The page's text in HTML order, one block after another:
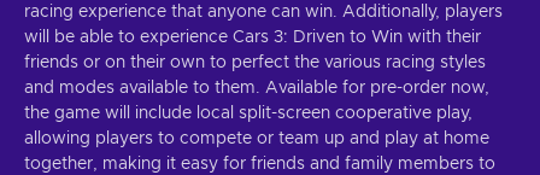
racing experience that anyone can win. Additionally, players
will be able to experience Cars 3: Driven to Win with their
friends or on their own to perfect the various racing styles
and modes available to them. Available for pre-order now,
the game will include local split-screen cooperative play,
allowing players to compete or team up and play at home
together, making it easy for friends and family members to